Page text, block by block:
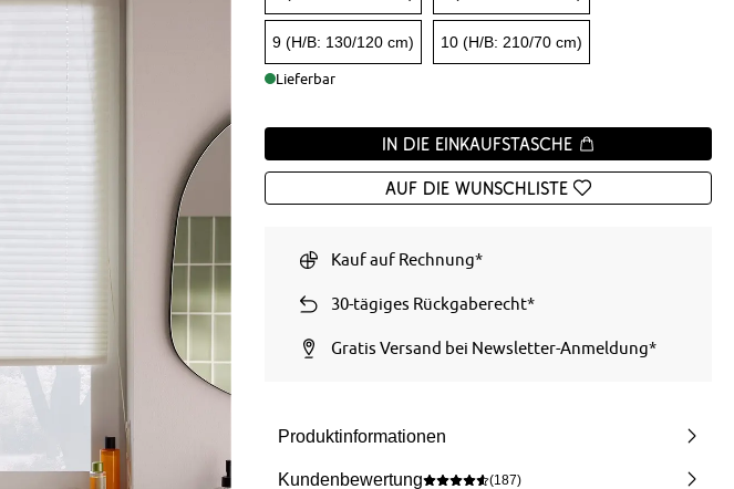
9 (H/B: 130/120 cm) 10 (H/B: 210/70 cm)
Lieferbar
In die Einkaufstasche
Auf die Wunschliste
Kauf auf Rechnung*
30-tägiges Rückgaberecht*
Gratis Versand bei Newsletter-Anmeldung*
Produktinformationen
Kundenbewertung (187)